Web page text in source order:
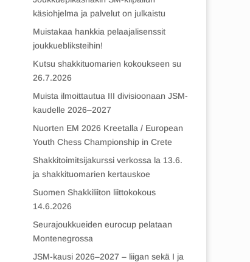
käsiohjelma ja palvelut on julkaistu
Muistakaa hankkia pelaajalisenssit
joukkuebliksteihin!
Kutsu shakkituomarien kokoukseen su
26.7.2026
Muista ilmoittautua III divisioonaan JSM-
kaudelle 2026–2027
Nuorten EM 2026 Kreetalla / European
Youth Chess Championship in Crete
Shakkitoimitsijakurssi verkossa la 13.6.
ja shakkituomarien kertauskoe
Suomen Shakkiliiton liittokokous
14.6.2026
Seurajoukkueiden eurocup pelataan
Montenegrossa
JSM-kausi 2026–2027 – liigan sekä I ja